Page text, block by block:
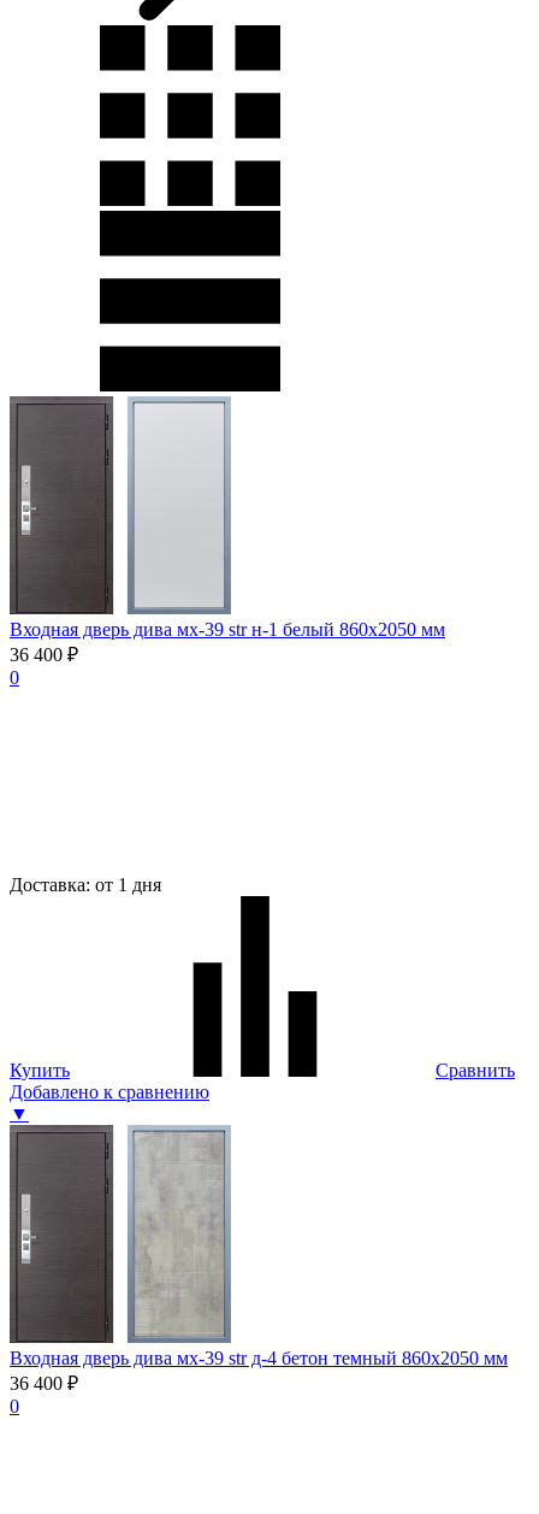
Входная дверь дива мх-39 str н-1 белый 860х2050 мм
36 400 ₽
0
Доставка: от 1 дня
Купить
Сравнить
Добавлено к сравнению
▼
Входная дверь дива мх-39 str д-4 бетон темный 860х2050 мм
36 400 ₽
0